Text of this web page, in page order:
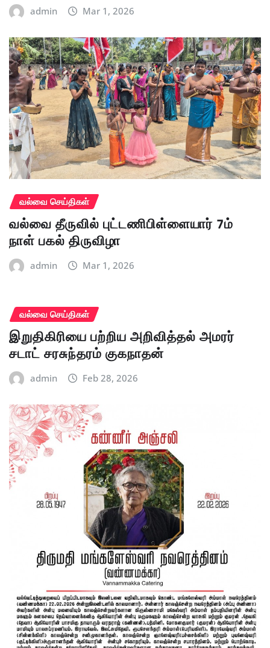
admin Mar 1, 2026
வல்வை செய்திகள்
வல்வை தீருவில் புட்டணிபிள்ளையார் 7ம்
நாள் பகல் திருவிழா
admin Mar 1, 2026
வல்வை செய்திகள்
இறுதிகிரியை பற்றிய அறிவித்தல் அமரர்
சடாட் சரசுந்தரம் குகநாதன்
admin Feb 28, 2026